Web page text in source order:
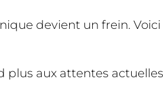
devient un frein.
plus aux attentes